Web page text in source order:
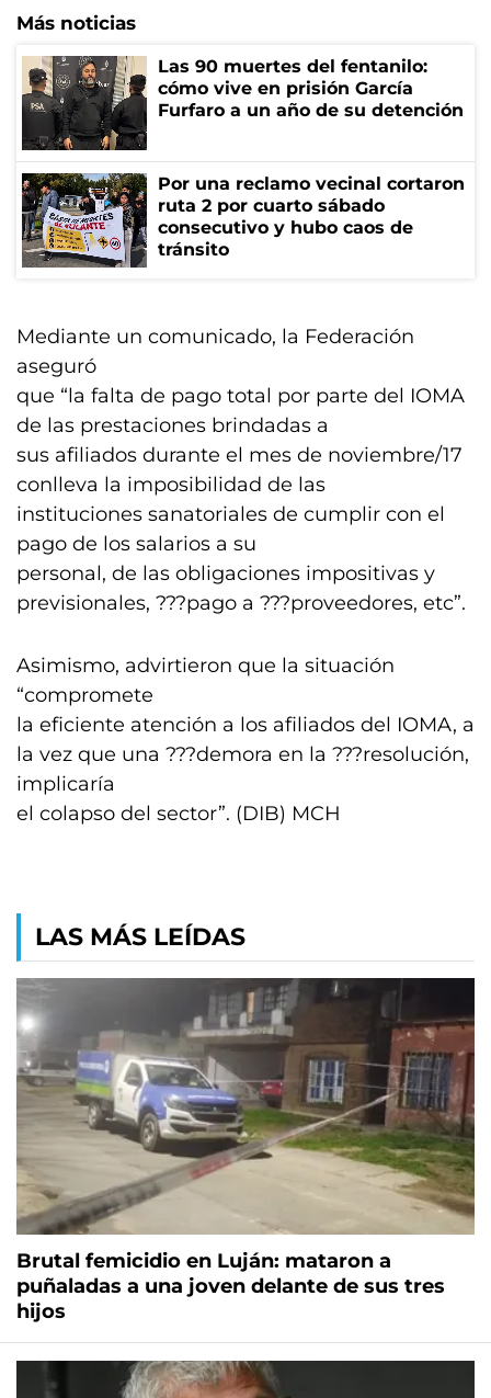
Más noticias
Las 90 muertes del fentanilo:
cómo vive en prisión García
Furfaro a un año de su detención
Por una reclamo vecinal cortaron
ruta 2 por cuarto sábado
consecutivo y hubo caos de
tránsito
Mediante un comunicado, la Federación
aseguró
que “la falta de pago total por parte del IOMA
de las prestaciones brindadas a
sus afiliados durante el mes de noviembre/17
conlleva la imposibilidad de las
instituciones sanatoriales de cumplir con el
pago de los salarios a su
personal, de las obligaciones impositivas y
previsionales, ???pago a ???proveedores, etc”.
Asimismo, advirtieron que la situación
“compromete
la eficiente atención a los afiliados del IOMA, a
la vez que una ???demora en la ???resolución,
implicaría
el colapso del sector”. (DIB) MCH
LAS MÁS LEÍDAS
Brutal femicidio en Luján: mataron a
puñaladas a una joven delante de sus tres
hijos